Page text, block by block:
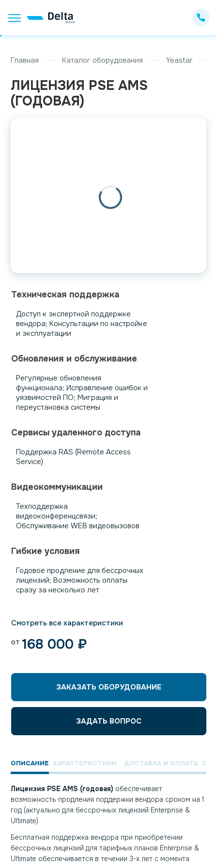
Главная Каталог оборудования Yeastar
ЛИЦЕНЗИЯ PSE AMS
(ГОДОВАЯ)
Техническая поддержка
Доступ к экспертной поддержке
вендора; Консультации по настройке
и эксплуатации
Обновления и обслуживание
Регулярные обновления
функционала; Исправление ошибок и
уязвимостей ПО; Миграция и
переустановка системы
Сервисы удаленного доступа
Поддержка RAS (Remote Access
Service)
Видеокоммуникации
Техподдержка
видеоконференцсвязи;
Обслуживание WEB видеовызовов
Гибкие условия
Годовое продление для бессрочных
лицензий; Возможность оплаты
сразу за несколько лет
Смотреть все характеристики
от 168 000 ₽
ЗАКАЗАТЬ ОБОРУДОВАНИЕ
ЗАДАТЬ ВОПРОС
ОПИСАНИЕ ХАРАКТЕРИСТИКИ ДОСТАВКА И ОПЛАТА
Лицензия PSE AMS (годовая) обеспечивает
возможность продления поддержки вендора сроком на 1
год (актуально для бессрочных лицензий Enterprise &
Ultimate)
Бесплатная поддержка вендора при приобретении
бессрочных лицензий для тарифных планов Enterprise &
Ultimate обеспечивается в течении 3-х лет с момента